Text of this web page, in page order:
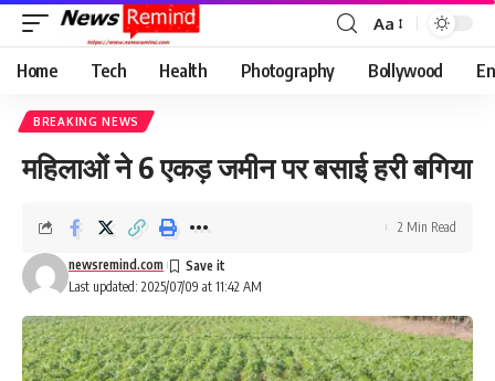
Font
Resizer
Aa
Home Tech Health Photography Bollywood
BREAKING NEWS
महिलाओं ने 6 एकड़ जमीन पर बसाई हरी बगिया
Last updated: 2025/07/09 at 11:42 AM
newsremind.com
2 Min Read